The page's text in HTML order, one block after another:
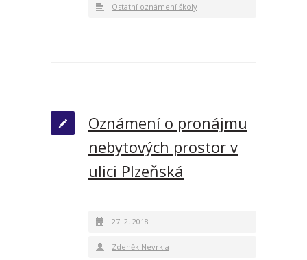
Ostatní oznámení školy
Oznámení o pronájmu
nebytových prostor v
ulici Plzeňská
27. 2. 2018
Zdeněk Nevrkla